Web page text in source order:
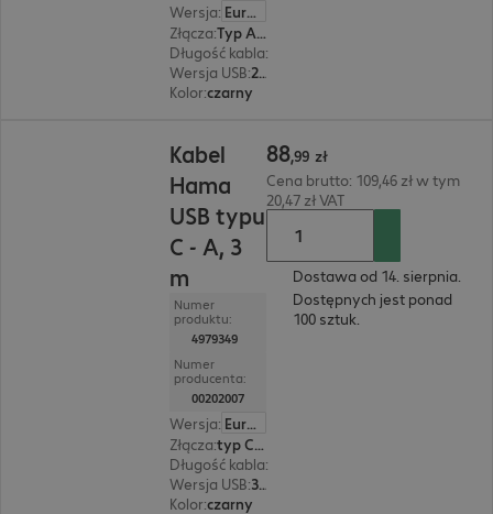
Wersja:
Europa
Złącza:
Typ A | Lightning
Długość kabla:
Wersja USB: 2.0
Kolor:czarny
Kabel
Hama
USB typu
C - A, 3
m
Numer
produktu:
4979349
Numer
producenta:
00202007
Wersja:
Europa
Złącza:
typ C | typ A
Długość kabla:
Wersja USB: 3.0
Kolor:czarny
88,99 zł
Cena brutto: 109,46 zł w tym
20,47 zł VAT
Dostawa od 14. sierpnia.
Dostępnych jest ponad
100 sztuk.